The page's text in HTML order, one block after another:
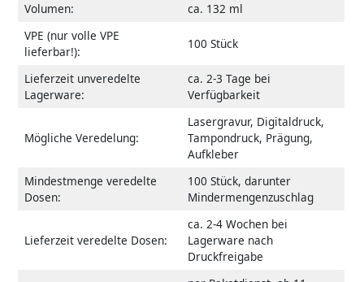
Volumen:
ca. 132 ml
VPE (nur volle VPE
lieferbar!):
100 Stück
Lieferzeit unveredelte
Lagerware:
ca. 2-3 Tage bei
Verfügbarkeit
Mögliche Veredelung:
Lasergravur, Digitaldruck,
Tampondruck, Prägung,
Aufkleber
Mindestmenge veredelte
Dosen:
100 Stück, darunter
Mindermengenzuschlag
Lieferzeit veredelte Dosen:
ca. 2-4 Wochen bei
Lagerware nach
Druckfreigabe